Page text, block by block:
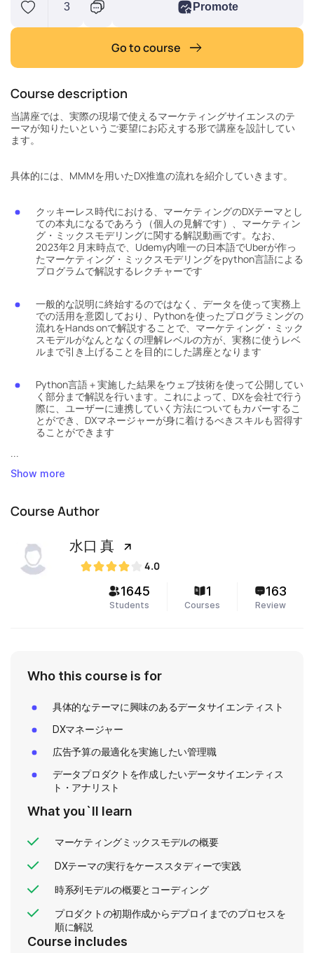
3 Promote
Go to course
Course description
当講座では、実際の現場で使えるマーケティングサイエンスのテ
ーマが知りたいというご要望にお応えする形で講座を設計してい
ます。
具体的には、MMMを用いたDX推進の流れを紹介していきます。
クッキーレス時代における、マーケティングのDXテーマとし
ての本丸になるであろう（個人の見解です）、マーケティン
グ・ミックスモデリングに関する解説動画です。なお、
2023年2 月末時点で、Udemy内唯一の日本語でUberが作っ
たマーケティング・ミックスモデリングをpython言語による
プログラムで解説するレクチャーです
一般的な説明に終始するのではなく、データを使って実務上
での活用を意図しており、Pythonを使ったプログラミングの
流れをHands onで解説することで、マーケティング・ミック
スモデルがなんとなくの理解レベルの方が、実務に使うレベ
ルまで引き上げることを目的にした講座となります
Python言語＋実施した結果をウェブ技術を使って公開してい
く部分まで解説を行います。これによって、DXを会社で行う
際に、ユーザーに連携していく方法についてもカバーするこ
とができ、DXマネージャーが身に着けるべきスキルも習得す
ることができます
...
Show more
Course Author
水口 真
4.0
1645
Students
1
Courses
163
Review
Who this course is for
具体的なテーマに興味のあるデータサイエンティスト
DXマネージャー
広告予算の最適化を実施したい管理職
データプロダクトを作成したいデータサイエンティス
ト・アナリスト
What you`ll learn
マーケティングミックスモデルの概要
DXテーマの実行をケーススタディーで実践
時系列モデルの概要とコーディング
プロダクトの初期作成からデプロイまでのプロセスを
順に解説
Course includes